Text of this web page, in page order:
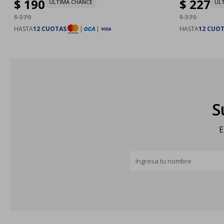
$ 190
$379
ULTIMA CHANCE
HASTA12 CUOTAS | |
$ 227
$379
HASTA12